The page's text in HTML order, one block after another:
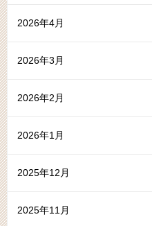
2026年4月
2026年3月
2026年2月
2026年1月
2025年12月
2025年11月